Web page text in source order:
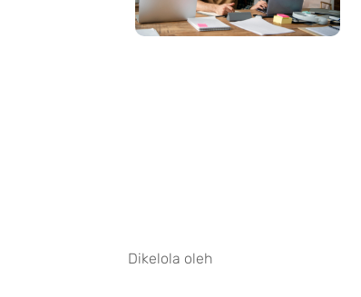
Dikelola oleh